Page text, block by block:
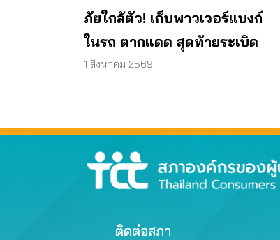
ภัยใกล้ตัว! เก็บพาวเวอร์แบงก์
ในรถ ตากแดด สุดท้ายระเบิด
1 สิงหาคม 2569
ติดต่อสภา